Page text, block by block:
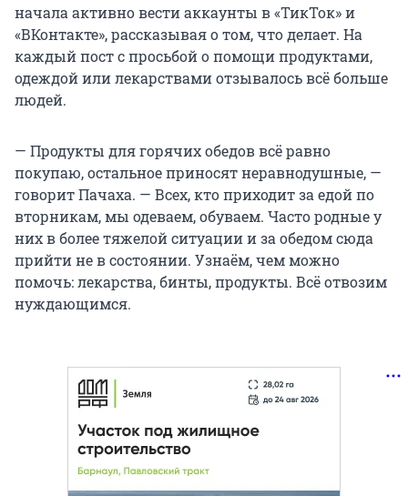
начала активно вести аккаунты в «ТикТок» и
«ВКонтакте», рассказывая о том, что делает. На
каждый пост с просьбой о помощи продуктами,
одеждой или лекарствами отзывалось всё больше
людей.
— Продукты для горячих обедов всё равно
покупаю, остальное приносят неравнодушные, —
говорит Пачаха. — Всех, кто приходит за едой по
вторникам, мы одеваем, обуваем. Часто родные у
них в более тяжелой ситуации и за обедом сюда
прийти не в состоянии. Узнаём, чем можно
помочь: лекарства, бинты, продукты. Всё отвозим
нуждающимся.